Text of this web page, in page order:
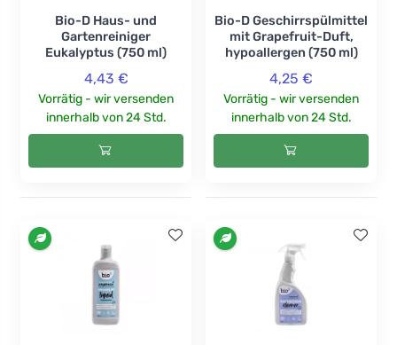
Bio-D Haus- und
Gartenreiniger
Eukalyptus (750 ml)
4,43 €
Vorrätig - wir versenden
innerhalb von 24 Std.
Bio-D Geschirrspülmittel
mit Grapefruit-Duft,
hypoallergen (750 ml)
4,25 €
Vorrätig - wir versenden
innerhalb von 24 Std.